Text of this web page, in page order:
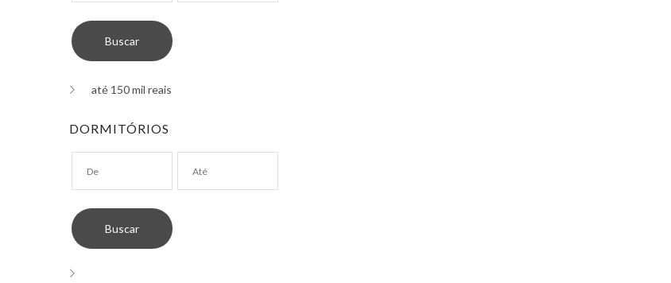
até 150 mil reais
DORMITÓRIOS